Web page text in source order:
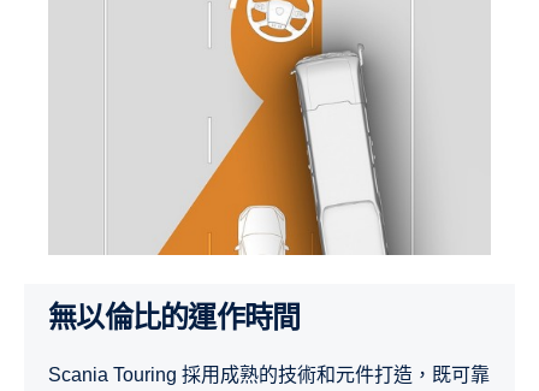
無以倫比的運作時間
Scania Touring 採用成熟的技術和元件打造，既可靠